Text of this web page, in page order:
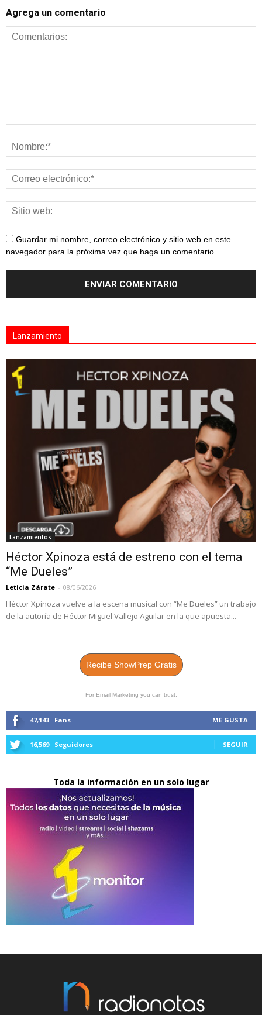
Agrega un comentario
Guardar mi nombre, correo electrónico y sitio web en este
navegador para la próxima vez que haga un comentario.
Lanzamiento
Lanzamientos
Héctor Xpinoza está de estreno con el tema
“Me Dueles”
Leticia Zárate - 08/06/2026
Héctor Xpinoza vuelve a la escena musical con “Me Dueles” un trabajo
de la autoría de Héctor Miguel Vallejo Aguilar en la que apuesta...
Recibe ShowPrep Gratis
For Email Marketing you can trust.
47,143 Fans ME GUSTA
16,569 Seguidores SEGUIR
Toda la información en un solo lugar